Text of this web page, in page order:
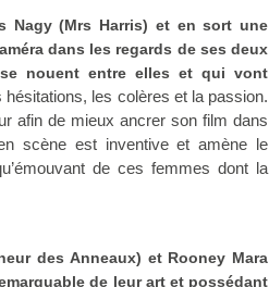
Nagy (Mrs Harris) et en sort une
dans les regards de ses deux
nouent entre elles et qui vont
les colères et la passion.
afin de mieux ancrer son film dans
scène est inventive et amène le
de ces femmes dont la
des Anneaux) et Rooney Mara
de leur art et possédant